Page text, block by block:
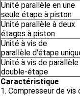
Unité parallèle en une
seule étape à piston
Unité parallèle à deux
étages à piston
Unité à vis de
parallèle d'étape
Unité à vis de
double-étape
Caractéristique
1. Compresseur de vis